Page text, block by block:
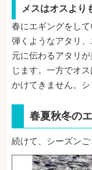
メスはオスより
春にエギングをし
弾くようなアタリ
元に伝わるアタリ
じます。一方でオ
かけてきません。シ
春夏秋冬の
続けて、シーズンご